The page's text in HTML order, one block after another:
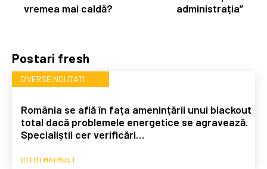
Postari fresh
DIVERSE NOUTATI
România se află în fața amenințării unui blackout
total dacă problemele energetice se agravează.
Specialiștii cer verificări…
CITIȚI MAI MULT
vremea mai caldă?
administrația”